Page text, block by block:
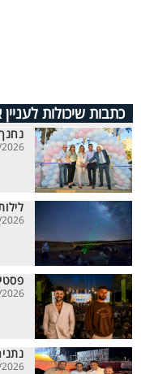
כתבות שיכולות
7/8/2026
7/8/2026
7/8/2026
7/8/2026